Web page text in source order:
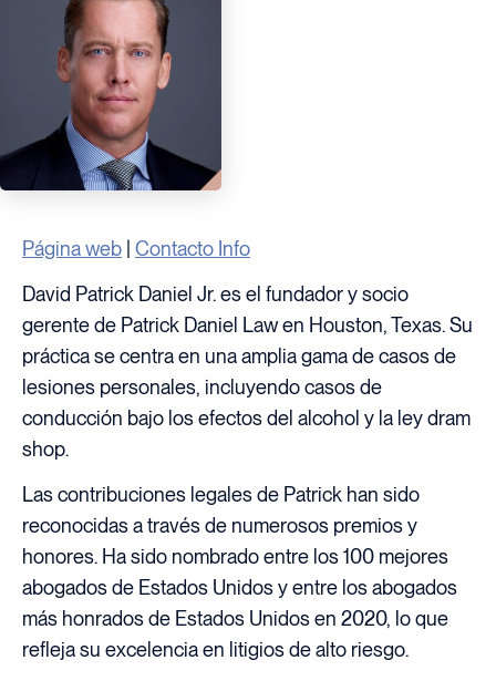
Página web | Contacto Info
David Patrick Daniel Jr. es el fundador y socio
gerente de Patrick Daniel Law en Houston, Texas. Su
práctica se centra en una amplia gama de casos de
lesiones personales, incluyendo casos de
conducción bajo los efectos del alcohol y la ley dram
shop.
Las contribuciones legales de Patrick han sido
reconocidas a través de numerosos premios y
honores. Ha sido nombrado entre los 100 mejores
abogados de Estados Unidos y entre los abogados
más honrados de Estados Unidos en 2020, lo que
refleja su excelencia en litigios de alto riesgo.